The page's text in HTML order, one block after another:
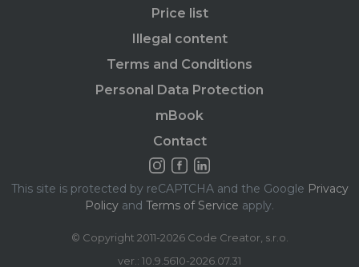
Price list
Illegal content
Terms and Conditions
Personal Data Protection
mBook
Contact
This site is protected by reCAPTCHA and the Google Privacy
Policy and Terms of Service apply.
© Copyright 2011-2026 Code Creator, s.r.o.
ver.: 10.9.5610-2026.07.31